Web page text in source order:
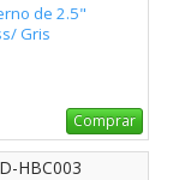
de 2.5"
Gris
Comprar
HBC003